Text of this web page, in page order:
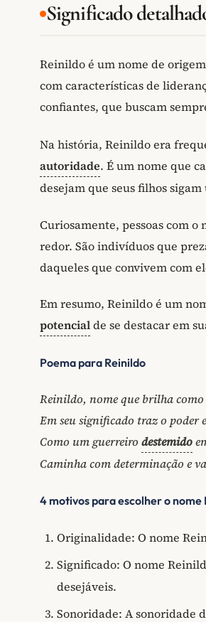
Significado
Reinildo é um nome de
com características de
confiantes, que buscam
Na história, Reinildo era
autoridade. É um nome que
desejam que seus filhos
Curiosamente, pessoas com
redor. São indivíduos que
daqueles que convivem com
Em resumo, Reinildo é um
potencialde se destacar em
Poema para Reinildo
Reinildo, nome que brilha
Em seu significado traz o poder
Como um guerreiro destemido
Caminha com determinação e
4 motivos para escolher o nome
Originalidade: O nome
Significado: O nome
desejáveis.
Sonoridade: A sonoridade